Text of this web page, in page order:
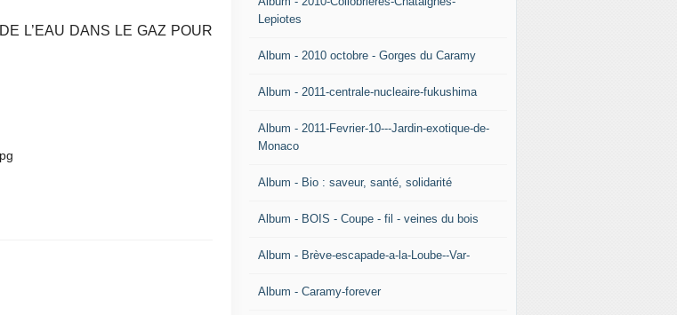
DE L’EAU DANS LE GAZ POUR
Lepiotes
Album - 2010 octobre - Gorges du Caramy
Album - 2011-centrale-nucleaire-fukushima
Album - 2011-Fevrier-10---Jardin-exotique-de-
Monaco
Album - Bio : saveur, santé, solidarité
Album - BOIS - Coupe - fil - veines du bois
Album - Brève-escapade-a-la-Loube--Var-
Album - Caramy-forever